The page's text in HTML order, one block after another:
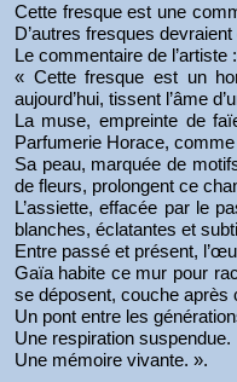
Cette fresque est une
D’autres fresques
Le commentaire de l’artiste :
« Cette fresque est un
aujourd’hui, tissent l’âme
La muse, empreinte de
Parfumerie Horace,
Sa peau, marquée de
de fleurs, prolongent ce
L’assiette, effacée par le
blanches, éclatantes et
Entre passé et présent,
Gaïa habite ce mur pour
se déposent, couche après
Un pont entre les
Une respiration suspendue.
Une mémoire vivante. ».